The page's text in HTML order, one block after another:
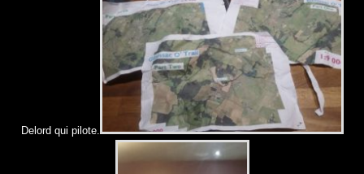
Delord qui pilote.